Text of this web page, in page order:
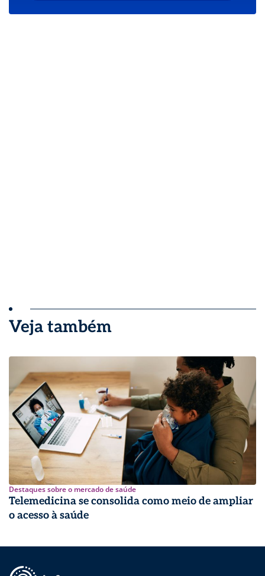
Veja também
Destaques sobre o mercado de saúde
Telemedicina se consolida como meio de ampliar
o acesso à saúde